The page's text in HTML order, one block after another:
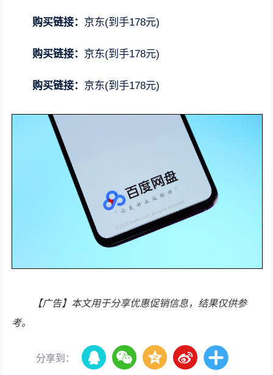
购买链接： 京东(到手178元)
购买链接： 京东(到手178元)
购买链接： 京东(到手178元)
【广告】本文用于分享优惠促销信息，结果仅供参
考。
分享到：